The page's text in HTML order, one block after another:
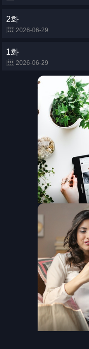
2화
2026-06-29
1화
2026-06-29